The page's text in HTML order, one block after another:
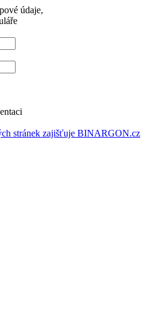
údaje,
stránek zajišťuje BINARGON.cz